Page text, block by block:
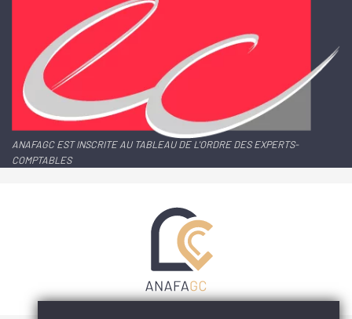
ANAFAGC EST INSCRITE AU TABLEAU DE L'ORDRE DES EXPERTS-
COMPTABLES